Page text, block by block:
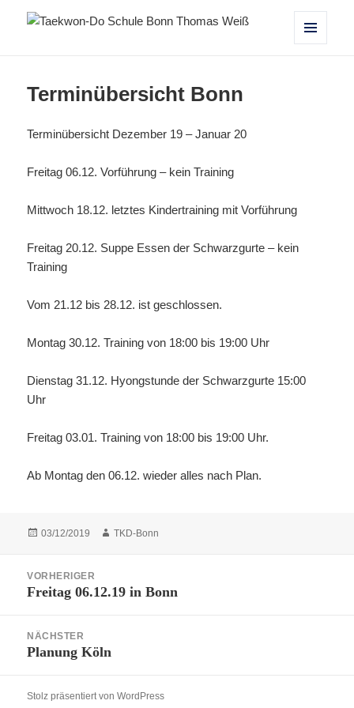
Terminübersicht Bonn
Terminübersicht Dezember 19 – Januar 20
Freitag 06.12. Vorführung – kein Training
Mittwoch 18.12. letztes Kindertraining mit Vorführung
Freitag 20.12. Suppe Essen der Schwarzgurte – kein
Training
Vom 21.12 bis 28.12. ist geschlossen.
Montag 30.12. Training von 18:00 bis 19:00 Uhr
Dienstag 31.12. Hyongstunde der Schwarzgurte 15:00
Uhr
Freitag 03.01. Training von 18:00 bis 19:00 Uhr.
Ab Montag den 06.12. wieder alles nach Plan.
Veröffentlicht
03/12/2019 Autor
TKD-Bonn
VORHERIGER
Vorheriger
Freitag 06.12.19 in Bonn
NÄCHSTER
Nächster
Planung Köln
Stolz präsentiert von WordPress